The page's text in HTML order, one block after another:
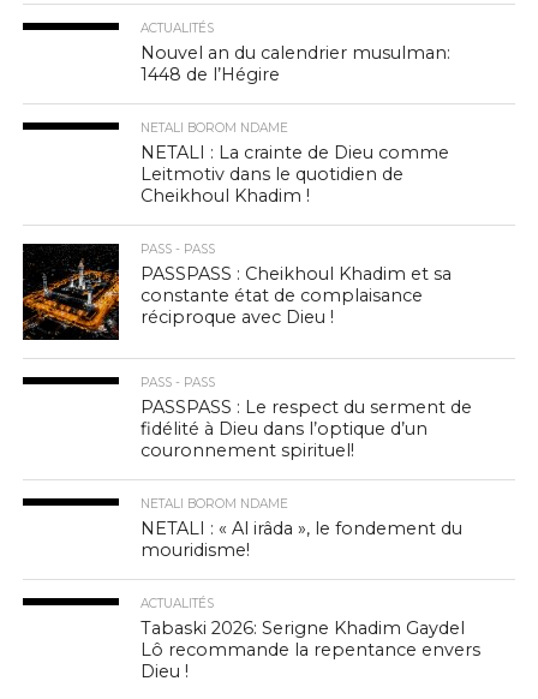
ACTUALITÉS
Nouvel an du calendrier musulman:
1448 de l’Hégire
NETALI BOROM NDAME
NETALI : La crainte de Dieu comme
Leitmotiv dans le quotidien de
Cheikhoul Khadim !
PASS - PASS
PASSPASS : Cheikhoul Khadim et sa
constante état de complaisance
réciproque avec Dieu !
PASS - PASS
PASSPASS : Le respect du serment de
fidélité à Dieu dans l’optique d’un
couronnement spirituel!
NETALI BOROM NDAME
NETALI : « Al irâda », le fondement du
mouridisme!
ACTUALITÉS
Tabaski 2026: Serigne Khadim Gaydel
Lô recommande la repentance envers
Dieu !